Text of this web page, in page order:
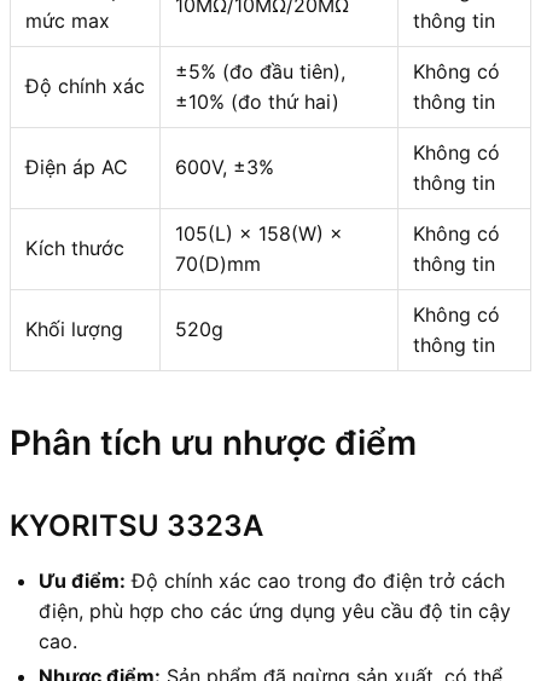
mức max
10MΩ/10MΩ/20MΩ
thông tin
Độ chính xác
±5% (đo đầu tiên),
±10% (đo thứ hai)
Không có
thông tin
Điện áp AC 600V, ±3%
Không có
thông tin
Kích thước
105(L) × 158(W) ×
70(D)mm
Không có
thông tin
Khối lượng 520g
Không có
thông tin
Phân tích ưu nhược điểm
KYORITSU 3323A
Ưu điểm: Độ chính xác cao trong đo điện trở cách
điện, phù hợp cho các ứng dụng yêu cầu độ tin cậy
cao.